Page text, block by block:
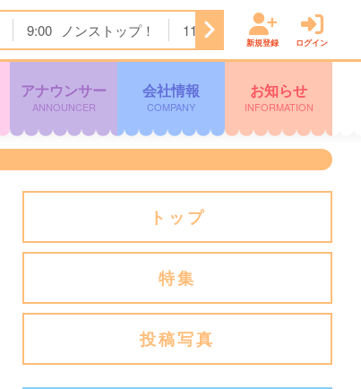
9:00 ノンストップ！ 11:24 チェック！かごしま
新規登録 ログイン
アナウンサー
ANNOUNCER
会社情報
COMPANY
お知らせ
INFORMATION
トップ
特集
投稿写真